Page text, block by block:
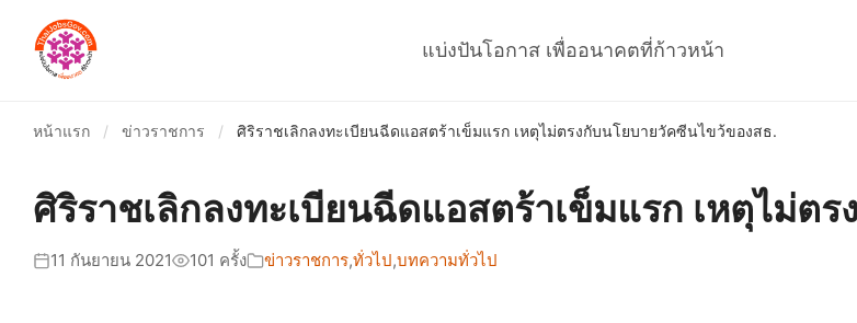
แบ่งปันโอกาส เพื่ออนาคตที่ก้าวหน้า
หน้าแรก / ข่าวราชการ / ศิริราชเลิกลงทะเบียนฉีดแอสตร้าเข็มแรก เหตุไม่ตรงกับนโยบายวัคซีนไขว้ของสธ.
ศิริราชเลิกลงทะเบียนฉีดแอสตร้าเข็มแรก เหตุไม่ต
11 กันยายน 2021 101 ครั้ง ข่าวราชการ,ทั่วไป,บทความทั่วไป